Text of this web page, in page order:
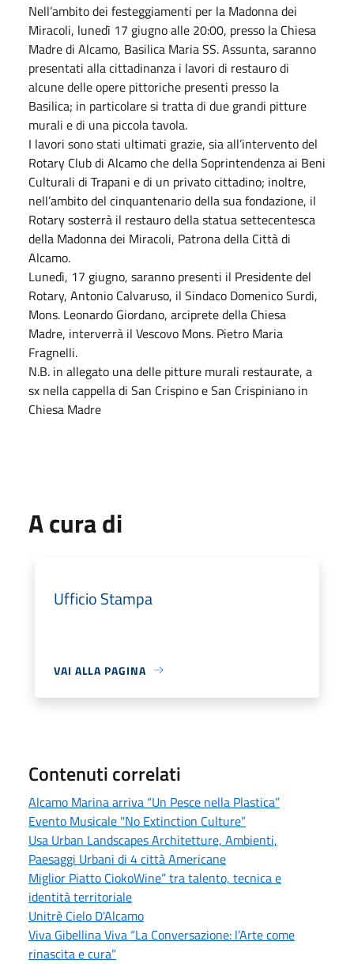
Nell’ambito dei festeggiamenti per la Madonna dei
Miracoli, lunedì 17 giugno alle 20:00, presso la Chiesa
Madre di Alcamo, Basilica Maria SS. Assunta, saranno
presentati alla cittadinanza i lavori di restauro di
alcune delle opere pittoriche presenti presso la
Basilica; in particolare si tratta di due grandi pitture
murali e di una piccola tavola.
I lavori sono stati ultimati grazie, sia all’intervento del
Rotary Club di Alcamo che della Soprintendenza ai Beni
Culturali di Trapani e di un privato cittadino; inoltre,
nell’ambito del cinquantenario della sua fondazione, il
Rotary sosterrà il restauro della statua settecentesca
della Madonna dei Miracoli, Patrona della Città di
Alcamo.
Lunedì, 17 giugno, saranno presenti il Presidente del
Rotary, Antonio Calvaruso, il Sindaco Domenico Surdi,
Mons. Leonardo Giordano, arciprete della Chiesa
Madre, interverrà il Vescovo Mons. Pietro Maria
Fragnelli.
N.B. in allegato una delle pitture murali restaurate, a
sx nella cappella di San Crispino e San Crispiniano in
Chiesa Madre
A cura di
Ufficio Stampa
VAI ALLA PAGINA
Contenuti correlati
Alcamo Marina arriva “Un Pesce nella Plastica”
Evento Musicale "No Extinction Culture”
Usa Urban Landscapes Architetture, Ambienti,
Paesaggi Urbani di 4 città Americane
Miglior Piatto CiokoWine” tra talento, tecnica e
identità territoriale
Unitrè Cielo D'Alcamo
Viva Gibellina Viva “La Conversazione: l’Arte come
rinascita e cura”